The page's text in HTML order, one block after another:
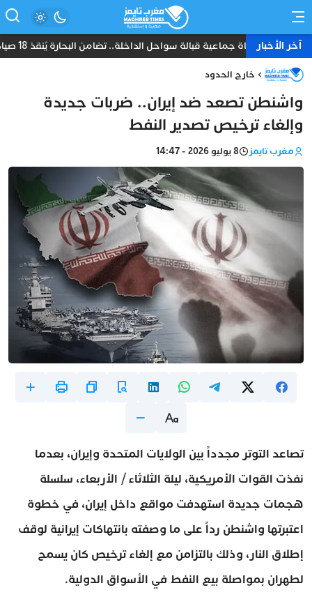
آخر الأخبارنجاة جماعية قبالة سواحل الداخلة.. تضامن البحارة يُنقذ 18 صياداً من غرق مركب “أمانة”
خارج الحدود
واشنطن تصعد ضد إيران.. ضربات جديدة
وإلغاء ترخيص تصدير النفط
مغرب تايمز 8 يوليو 2026 - 14:47
تصاعد التوتر مجدداً بين الولايات المتحدة وإيران، بعدما
نفذت القوات الأمريكية، ليلة الثلاثاء / الأربعاء، سلسلة
هجمات جديدة استهدفت مواقع داخل إيران، في خطوة
اعتبرتها واشنطن رداً على ما وصفته بانتهاكات إيرانية لوقف
إطلاق النار، وذلك بالتزامن مع إلغاء ترخيص كان يسمح
لطهران بمواصلة بيع النفط في الأسواق الدولية.